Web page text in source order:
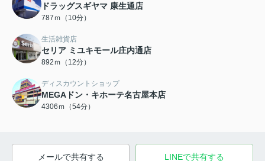
ドラッグスギヤマ 康生通店
787ｍ（10分）
生活雑貨店
セリア ミユキモール庄内通店
892ｍ（12分）
ディスカウントショップ
MEGAドン・キホーテ名古屋本店
4306ｍ（54分）
メールで共有する LINEで共有する